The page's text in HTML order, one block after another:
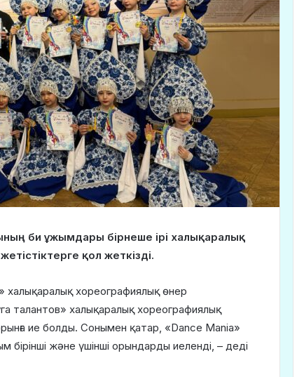
би ұжымдары бірнеше ірі халықаралық
қол жеткізді.
хореографиялық өнер
талантов» халықаралық хореографиялық
ие болды. Сонымен қатар, «Dance Mania»
және үшінші орындарды иеленді, – деді